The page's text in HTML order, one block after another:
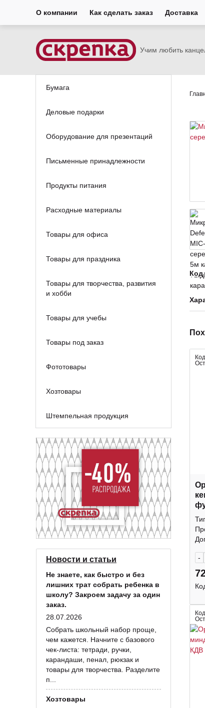
О компании Как сделать заказ Доставка
Учим любить
Бумага
Деловые подарки
Оборудование для презентаций
Письменные принадлежности
Продукты питания
Расходные материалы
Товары для офиса
Товары для праздника
Товары для творчества, развития
и хобби
Товары для учебы
Товары под заказ
Фототовары
Хозтовары
Штемпельная продукция
Новости и статьи
Не знаете, как быстро и без
лишних трат собрать ребенка в
школу? Закроем задачу за один
заказ.
28.07.2026
Собрать школьный набор проще,
чем кажется. Начните с базового
чек-листа: тетради, ручки,
карандаши, пенал, рюкзак и
товары для творчества. Разделите
п...
Хозтовары
Код
-